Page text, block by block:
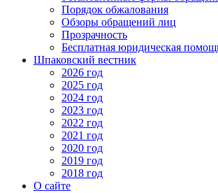
Порядок обжалования
Обзоры обращений лиц
Прозрачность
Бесплатная юридическая
Шпаковский вестник
2026 год
2025 год
2024 год
2023 год
2022 год
2021 год
2020 год
2019 год
2018 год
О сайте